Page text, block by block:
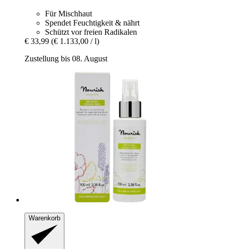
Für Mischhaut
Spendet Feuchtigkeit & nährt
Schützt vor freien Radikalen
€ 33,99 (€ 1.133,00 / l)
Zustellung bis 08. August
Warenkorb